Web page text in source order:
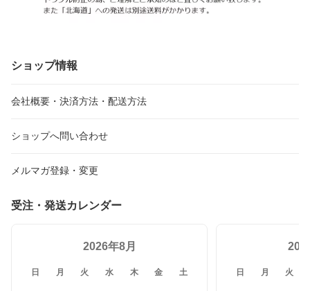
ショップ情報
会社概要・決済方法・配送方法
ショップへ問い合わせ
メルマガ登録・変更
受注・発送カレンダー
2026年8月
日 月 火 水 木 金 土 日 月 火